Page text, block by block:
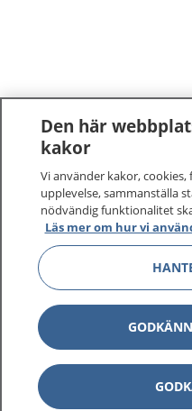
1177–tryggt om
På 1177.se får du råd
sjukdomar och vilka
Logga in för att läsa din
vårdärenden. Ring
sjukvårdsrådgivning
1177 ger dig råd när du
Den här
kakor
Vi använder kakor,
upplevelse, sammanställa
nödvändig funktionalitet
Läs mer om hur vi